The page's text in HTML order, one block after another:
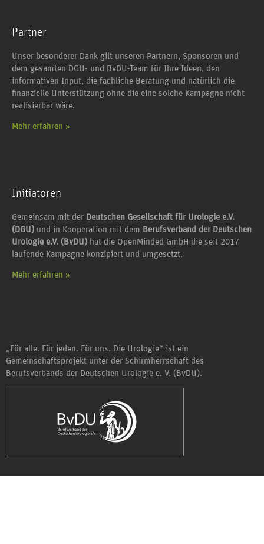
Partner
Unser besonderer Dank gilt unseren Partnern, Sponsoren und
dem gesamten DGU- und BvDU-Team für Ihre Ideen, den
informativen Input, die fachliche Beratung und natürlich die
finanzielle Unterstützung ohne die eine solche Kampagne nicht
realisierbar wäre.
Mehr erfahren »
Initiatoren
Gemeinsam mit der Deutschen Gesellschaft für Urologie e.V.
(DGU) und in Kooperation mit dem Berufsverband der Deutschen
Urologie e.V. (BvDU) hat die OpenMinded GmbH die seit 2017
laufende Kampagne konzipiert und umgesetzt.
Mehr erfahren »
„Für alle. Für jeden. Für uns. Die Urologie“ ist ein
Gemeinschaftsprojekt unter der Schirmherrschaft des
Berufsverbands der Deutschen Urologie e. V. (BvDU).